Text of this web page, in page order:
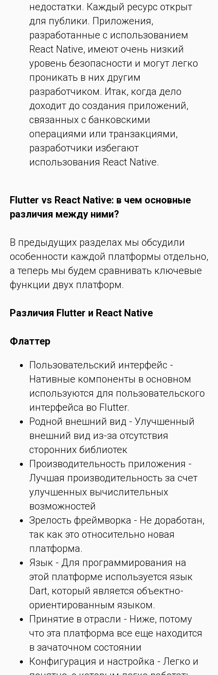
недостатки. Каждый ресурс открыт
для публики. Приложения,
разработанные с использованием
React Native, имеют очень низкий
уровень безопасности и могут легко
проникать в них другим
разработчиком. Итак, когда дело
доходит до создания приложений,
связанных с банковскими
операциями или транзакциями,
разработчики избегают
использования React Native.
Flutter vs React Native: в чем основные
различия между ними?
В предыдущих разделах мы обсудили
особенности каждой платформы отдельно,
а теперь мы будем сравнивать ключевые
функции двух платформ.
Различия Flutter и React Native
Флаттер
Пользовательский интерфейс -
Нативные компоненты в основном
используются для пользовательского
интерфейса во Flutter.
Родной внешний вид - Улучшенный
внешний вид из-за отсутствия
сторонних библиотек
Производительность приложения -
Лучшая производительность за счет
улучшенных вычислительных
возможностей
Зрелость фреймворка - Не доработан,
так как это относительно новая
платформа.
Язык - Для программирования на
этой платформе используется язык
Dart, который является объектно-
ориентированным языком.
Принятие в отрасли - Ниже, потому
что эта платформа все еще находится
в зачаточном состоянии
Конфигурация и настройка - Легко и